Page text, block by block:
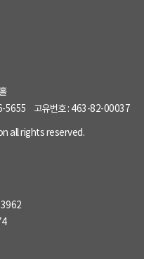
5655 고유번호 : 463-82-00037
all rights reserved.